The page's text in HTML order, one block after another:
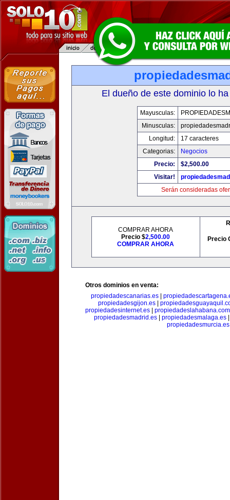
El dueño de este dominio lo
Mayusculas:
Minusculas:
Longitud:
17 caracteres
Categorias:
Negocios
Precio:
$2,500.00
Visitar!
Serán consideradas
COMPRAR AHORA
Precio $2,500.00
COMPRAR AHORA
Precio
Otros dominios en venta:
propiedadescanarias.es|
propiedadesgijon.es
propiedadesinternet.es
propiedadeslahabana.com
propiedadesmadrid.es
propiedadesmalaga.es
propiedadesmurcia.es